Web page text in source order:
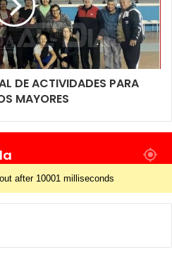
DE ACTIVIDADES PARA
MAYORES
after 10001 milliseconds